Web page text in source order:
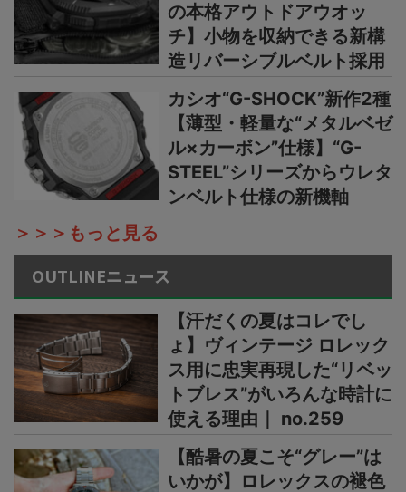
の本格アウトドアウオッ
チ】小物を収納できる新構
造リバーシブルベルト採用
カシオ“G-SHOCK”新作2種
【薄型・軽量な“メタルベゼ
ル×カーボン”仕様】“G-
STEEL”シリーズからウレタ
ンベルト仕様の新機軸
＞＞＞もっと見る
OUTLINEニュース
【汗だくの夏はコレでし
ょ】ヴィンテージ ロレック
ス用に忠実再現した“リベッ
トブレス”がいろんな時計に
使える理由｜ no.259
【酷暑の夏こそ“グレー”は
いかが】ロレックスの褪色